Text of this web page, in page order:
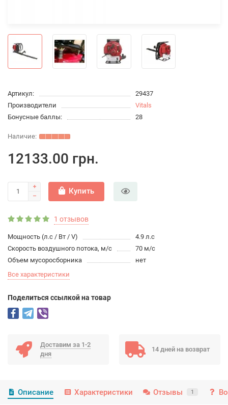
Артикул:
29437
Производители
Vitals
Бонусные баллы:
28
12133.00 грн.
Купить
1 отзывов
Мощность (л.с / Вт / V)
4.9 л.с
Скорость воздушного потока, м/с
70 м/с
Объем мусоросборника
нет
Все характеристики
Поделиться ссылкой на товар
Доставим за 1-2
дня
14 дней на возврат
Описание Характеристики Отзывы 1